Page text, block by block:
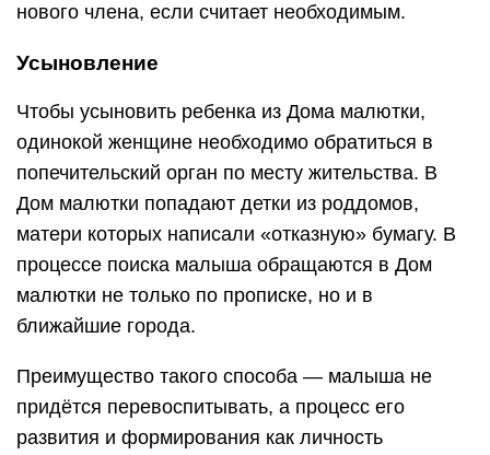
нового члена, если считает необходимым.
Усыновление
Чтобы усыновить ребенка из Дома малютки,
одинокой женщине необходимо обратиться в
попечительский орган по месту жительства. В
Дом малютки попадают детки из роддомов,
матери которых написали «отказную» бумагу. В
процессе поиска малыша обращаются в Дом
малютки не только по прописке, но и в
ближайшие города.
Преимущество такого способа — малыша не
придётся перевоспитывать, а процесс его
развития и формирования как личность